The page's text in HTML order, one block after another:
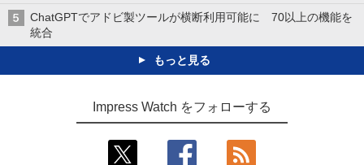
ChatGPTでアドビ製ツールが横断利用可能に 70以上の機能を
統合
もっと見る
Impress Watch をフォローする